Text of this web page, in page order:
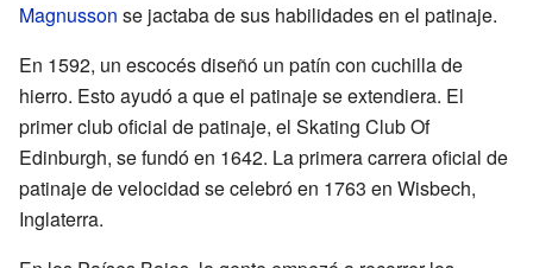
Magnusson se jactaba de sus habilidades en el patinaje.
En 1592, un escocés diseñó un patín con cuchilla de
hierro. Esto ayudó a que el patinaje se extendiera. El
primer club oficial de patinaje, el Skating Club Of
Edinburgh, se fundó en 1642. La primera carrera oficial de
patinaje de velocidad se celebró en 1763 en Wisbech,
Inglaterra.